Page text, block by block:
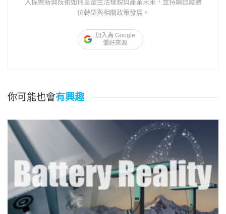
入探索新興技術如何重塑生活樣貌與產業未來，並持續追蹤數
位轉型與相關政策發展。
加入為 Google
偏好來源
你可能也會有興趣